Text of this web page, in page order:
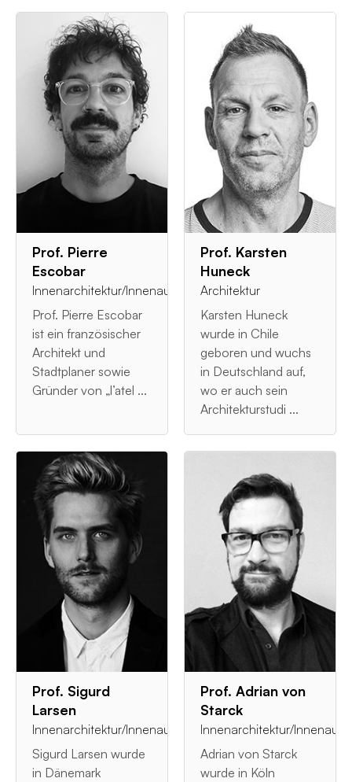
Prof. Pierre
Escobar
Innenarchitektur/Innenausstattung
Prof. Pierre Escobar
ist ein französischer
Architekt und
Stadtplaner sowie
Gründer von „l’atel ...
Prof. Karsten
Huneck
Architektur
Karsten Huneck
wurde in Chile
geboren und wuchs
in Deutschland auf,
wo er auch sein
Architekturstudi ...
Prof. Sigurd
Larsen
Innenarchitektur/Innenausstattung
Sigurd Larsen wurde
in Dänemark
Prof. Adrian von
Starck
Innenarchitektur/
Adrian von Starck
wurde in Köln